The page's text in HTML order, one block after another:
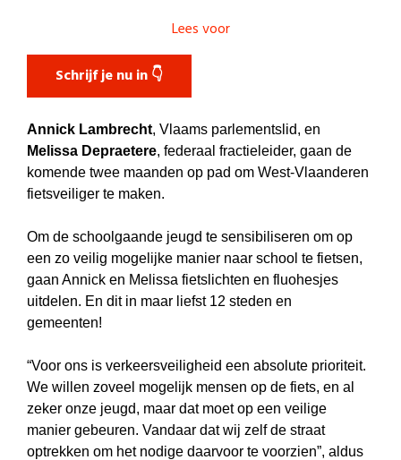
Lees voor
Schrijf je nu in 👇
Annick Lambrecht, Vlaams parlementslid, en
Melissa Depraetere, federaal fractieleider, gaan de
komende twee maanden op pad om West-Vlaanderen
fietsveiliger te maken.
Om de schoolgaande jeugd te sensibiliseren om op
een zo veilig mogelijke manier naar school te fietsen,
gaan Annick en Melissa fietslichten en fluohesjes
uitdelen. En dit in maar liefst 12 steden en
gemeenten!
“Voor ons is verkeersveiligheid een absolute prioriteit.
We willen zoveel mogelijk mensen op de fiets, en al
zeker onze jeugd, maar dat moet op een veilige
manier gebeuren. Vandaar dat wij zelf de straat
optrekken om het nodige daarvoor te voorzien”, aldus